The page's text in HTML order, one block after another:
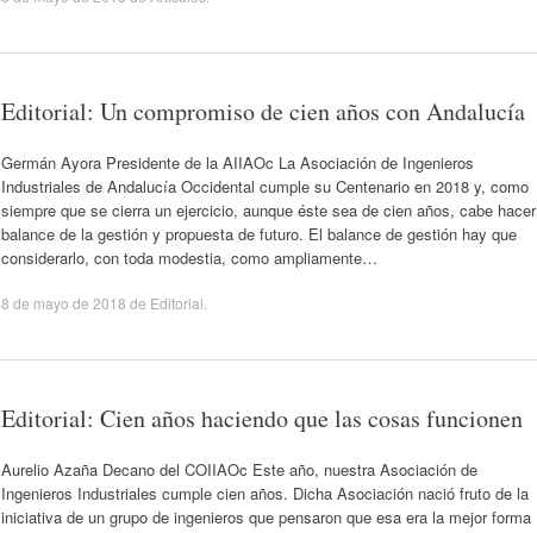
Editorial: Un compromiso de cien años con Andalucía
Germán Ayora Presidente de la AIIAOc La Asociación de Ingenieros
Industriales de Andalucía Occidental cumple su Centenario en 2018 y, como
siempre que se cierra un ejercicio, aunque éste sea de cien años, cabe hacer
balance de la gestión y propuesta de futuro. El balance de gestión hay que
considerarlo, con toda modestia, como ampliamente…
8 de mayo de 2018 de Editorial
Editorial: Cien años haciendo que las cosas funcionen
Aurelio Azaña Decano del COIIAOc Este año, nuestra Asociación de
Ingenieros Industriales cumple cien años. Dicha Asociación nació fruto de la
iniciativa de un grupo de ingenieros que pensaron que esa era la mejor forma